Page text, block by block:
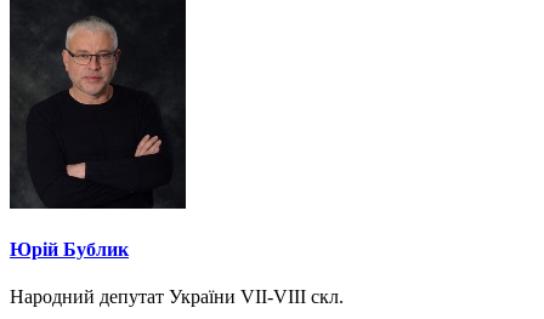
Юрій Бублик
Народний депутат України VII-VIII скл.